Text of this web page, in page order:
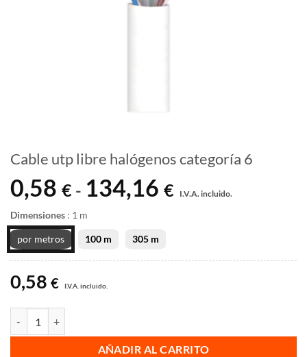
Cable utp libre halógenos categoría 6
0,58 € - 134,16 €
de
hasta
I.V.A. incluido.
Dimensiones : 1 m
por metros 100 m 305 m
0,58 € I.V.A. incluido.
AÑADIR AL CARRITO